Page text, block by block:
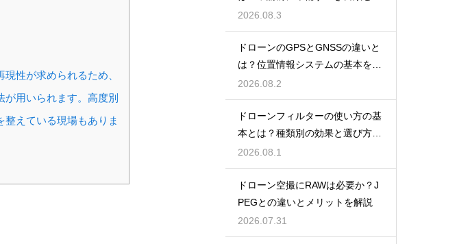
性が求められるため、
用いられます。高度別
えている現場もありま
報
2026.08.3
ドローンのGPSとGNSSの違いと
は？位置情報システムの基本を解
説
2026.08.2
ドローンフィルターの使い方の基
本とは？種類別の効果と選び方を
解説
2026.08.1
ドローン空撮にRAWは必要か？J
PEGとの違いとメリットを解説
2026.07.31